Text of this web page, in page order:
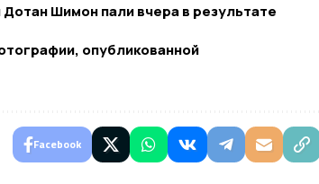
Шимон пали вчера в результате
опубликованной
Facebook